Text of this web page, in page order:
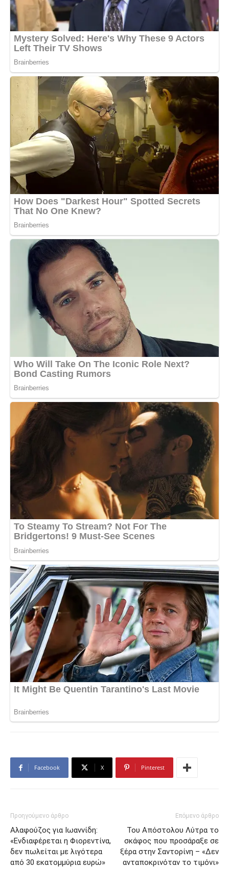
Facebook X Pinterest
Προηγούμενο άρθρο
Αλαφούζος για Ιωαννίδη:
«Ενδιαφέρεται η Φιορεντίνα,
δεν πωλείται με λιγότερα
από 30 εκατομμύρια ευρώ»
Επόμενο άρθρο
Του Απόστολου Λύτρα το
σκάφος που προσάραξε σε
ξέρα στην Σαντορίνη – «Δεν
ανταποκρινόταν το τιμόνι»